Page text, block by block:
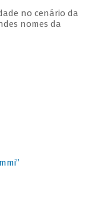
no cenário da
nomes da